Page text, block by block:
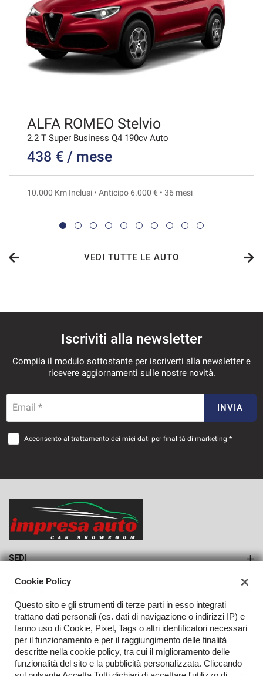
36 Mesi
VEDI
785€/mese
VEDI
795€/mese
36 Mesi
VEDI
860€/mese
36 Mesi
36 Mesi
VEDI
ALFA ROMEO Stelvio
2.2 T Super Business Q4 190cv Auto
438 € / mese
10.000 Km Inclusi • Anticipo 6.000 € • 36 mesi
VEDI TUTTE LE AUTO
Iscriviti alla newsletter
Compila il modulo sottostante per iscriverti alla newsletter e
ricevere aggiornamenti sulle nostre novità.
Email * INVIA
Acconsento al trattamento dei miei dati per finalità di marketing *
SEDI
Azienda
Contatti
Cookie Policy
Questo sito e gli strumenti di terze parti in esso integrati
trattano dati personali (es. dati di navigazione o indirizzi IP) e
fanno uso di Cookie, Pixel, Tags o altri identificatori necessari
per il funzionamento e per il raggiungimento delle finalità
descritte nella cookie policy, tra cui il miglioramento delle
funzionalità del sito e la pubblicità personalizzata. Cliccando